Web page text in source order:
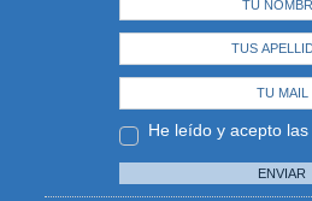
He leído y acepto las
ENVIAR